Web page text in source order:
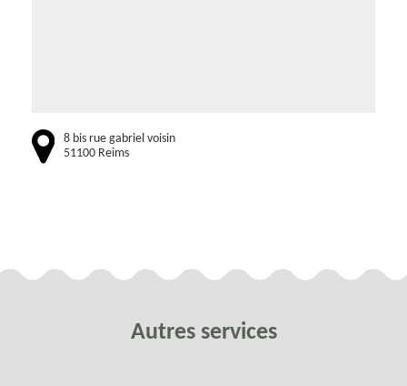
8 bis rue gabriel voisin
51100 Reims
Autres services